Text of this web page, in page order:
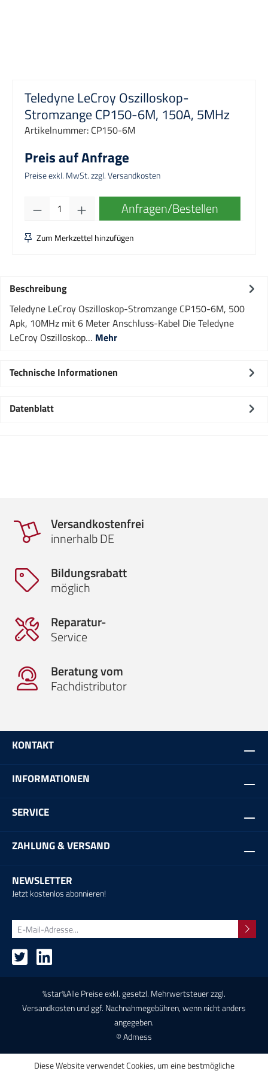
Teledyne LeCroy Oszilloskop-
Stromzange CP150-6M, 150A, 5MHz
Artikelnummer: CP150-6M
Preis auf Anfrage
Preise exkl. MwSt. zzgl. Versandkosten
Produkt Anzahl: Gib den gewünschten
Anfragen/Bestellen
Zum Merkzettel hinzufügen
Beschreibung
Teledyne LeCroy Oszilloskop-Stromzange CP150-6M, 500
Apk, 10MHz mit 6 Meter Anschluss-Kabel Die Teledyne
LeCroy Oszilloskop… Mehr
Technische Informationen
Datenblatt
Versandkostenfrei
innerhalb DE
Bildungsrabatt
möglich
Reparatur-
Service
Beratung vom
Fachdistributor
KONTAKT
INFORMATIONEN
SERVICE
ZAHLUNG & VERSAND
NEWSLETTER
Jetzt kostenlos abonnieren!
%star%Alle Preise exkl. gesetzl. Mehrwertsteuer zzgl.
Versandkostenund ggf. Nachnahmegebühren, wenn nicht anders
angegeben.
© Admess
Diese Website verwendet Cookies, um eine bestmögliche